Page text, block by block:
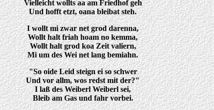
Vielleicht wollts aa am Friedhof geh
Und hofft etzt, oana bleibat steh.
I wollt mi zwar net grod darenna,
Wollt halt friah hoam no kemma,
Wollt halt grod koa Zeit valiern,
Mi um des Wei net lang bemiahn.
"So oide Leid steign ei so schwer
Und vor allm, wos redst mit der?"
I laß des Weiberl Weiberl sei,
Bleib am Gas und fahr vorbei.